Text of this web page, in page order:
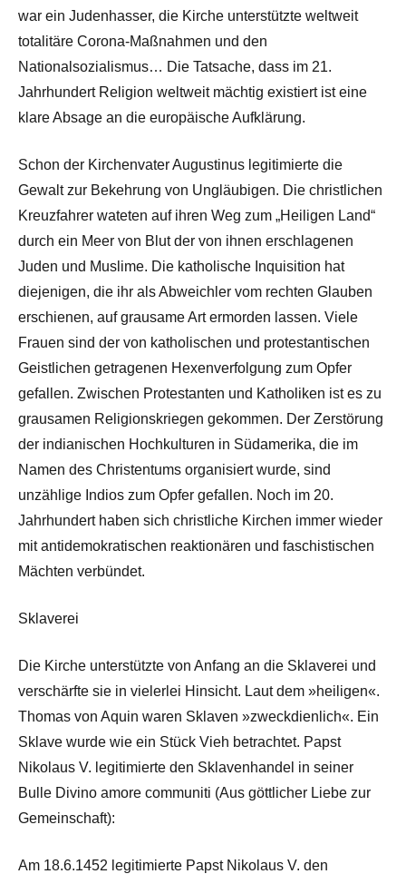
war ein Judenhasser, die Kirche unterstützte weltweit
totalitäre Corona-Maßnahmen und den
Nationalsozialismus… Die Tatsache, dass im 21.
Jahrhundert Religion weltweit mächtig existiert ist eine
klare Absage an die europäische Aufklärung.
Schon der Kirchenvater Augustinus legitimierte die
Gewalt zur Bekehrung von Ungläubigen. Die christlichen
Kreuzfahrer wateten auf ihren Weg zum „Heiligen Land“
durch ein Meer von Blut der von ihnen erschlagenen
Juden und Muslime. Die katholische Inquisition hat
diejenigen, die ihr als Abweichler vom rechten Glauben
erschienen, auf grausame Art ermorden lassen. Viele
Frauen sind der von katholischen und protestantischen
Geistlichen getragenen Hexenverfolgung zum Opfer
gefallen. Zwischen Protestanten und Katholiken ist es zu
grausamen Religionskriegen gekommen. Der Zerstörung
der indianischen Hochkulturen in Südamerika, die im
Namen des Christentums organisiert wurde, sind
unzählige Indios zum Opfer gefallen. Noch im 20.
Jahrhundert haben sich christliche Kirchen immer wieder
mit antidemokratischen reaktionären und faschistischen
Mächten verbündet.
Sklaverei
Die Kirche unterstützte von Anfang an die Sklaverei und
verschärfte sie in vielerlei Hinsicht. Laut dem »heiligen«.
Thomas von Aquin waren Sklaven »zweckdienlich«. Ein
Sklave wurde wie ein Stück Vieh betrachtet. Papst
Nikolaus V. legitimierte den Sklavenhandel in seiner
Bulle Divino amore communiti (Aus göttlicher Liebe zur
Gemeinschaft):
Am 18.6.1452 legitimierte Papst Nikolaus V. den